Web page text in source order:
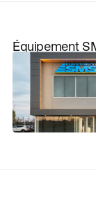
Équipement